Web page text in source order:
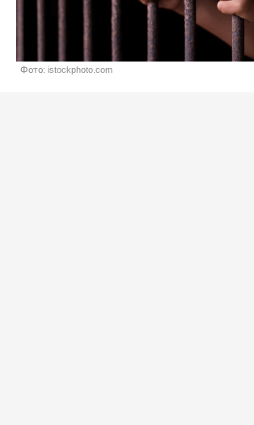
Фото: istockphoto.com